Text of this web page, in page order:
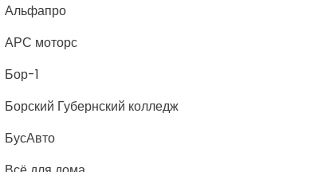
Альфапро
АРС моторс
Бор-1
Борский Губернский колледж
БусАвто